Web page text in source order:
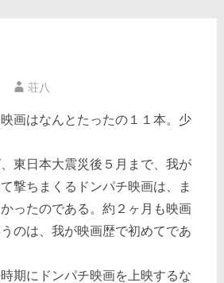
荘八
画はなんとたったの１１本。少
東日本大震災後５月まで、我が
撃ちまくるドンパチ映画は、ま
ったのである。約２ヶ月も映画
のは、我が映画歴で初めてであ
期にドンパチ映画を上映するな